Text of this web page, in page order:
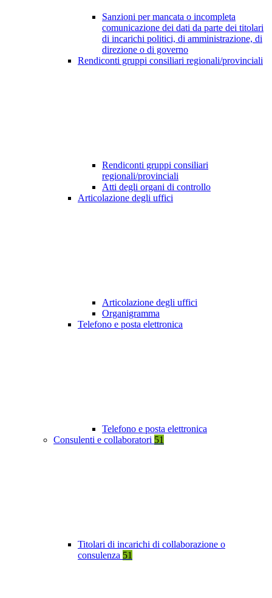
Sanzioni per mancata o incompleta
comunicazione dei dati da parte dei titolari
di incarichi politici, di amministrazione, di
direzione o di governo
Rendiconti gruppi consiliari regionali/provinciali
Rendiconti gruppi consiliari
regionali/provinciali
Atti degli organi di controllo
Articolazione degli uffici
Articolazione degli uffici
Organigramma
Telefono e posta elettronica
Telefono e posta elettronica
Consulenti e collaboratori 51
Titolari di incarichi di collaborazione o
consulenza 51